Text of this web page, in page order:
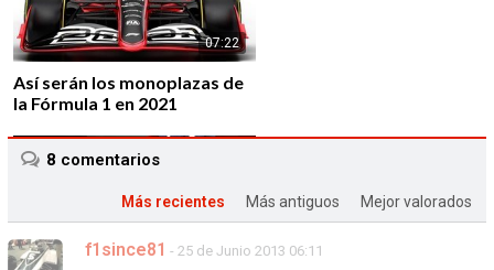
07:22
Así serán los monoplazas de
la Fórmula 1 en 2021
01:43
8 comentarios
Más recientes Más antiguos Mejor valorados
f1since81 - 25 de Junio 2013 06:11